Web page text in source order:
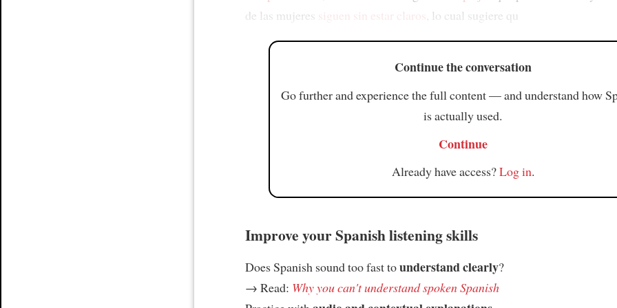
de las mujeres siguen sin estar claros , lo cual sugiere qu
Continue the conversation
Go further and experience the full content — and understand how
is actually used.
Continue
Already have access?Log in.
Improve your Spanish listening skills
Does Spanish sound too fast tounderstand clearly?
→ Read: Why you can't understand spoken Spanish